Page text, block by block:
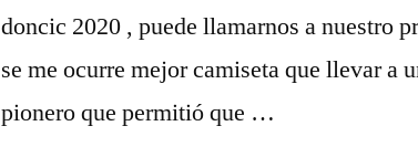
doncic 2020 , puede llamarnos a nuestro
se me ocurre mejor camiseta que llevar a
pionero que permitió que …